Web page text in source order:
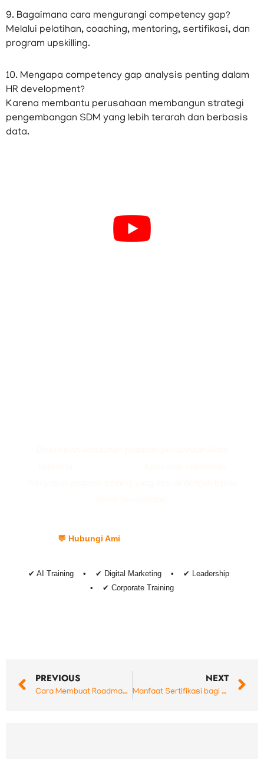
9. Bagaimana cara mengurangi competency gap?
Melalui pelatihan, coaching, mentoring, sertifikasi, dan
program upskilling.
10. Mengapa competency gap analysis penting dalam
HR development?
Karena membantu perusahaan membangun strategi
pengembangan SDM yang lebih terarah dan berbasis
data.
💬 Hubungi Ami
✔ AI Training • ✔ Digital Marketing • ✔ Leadership
• ✔ Corporate Training
PREVIOUS
Cara Membuat Roadmap Pelatihan Karyawan agar Program Training Lebih Terarah
NEXT
Manfaat Sertifikasi bagi Karyawan Perusahaan: Investasi Kompetensi untuk Karier dan Bisnis yang Lebih Maju